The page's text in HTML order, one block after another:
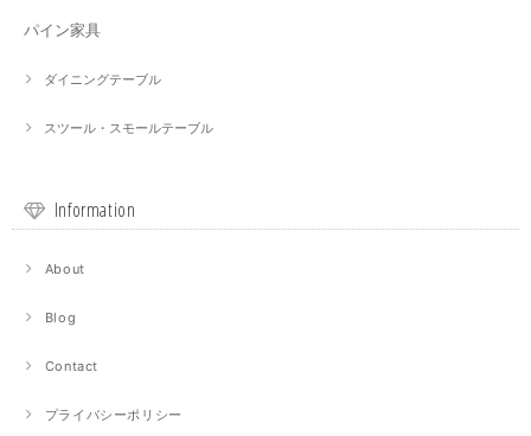
パイン家具
ダイニングテーブル
スツール・スモールテーブル
Information
About
Blog
Contact
プライバシーポリシー